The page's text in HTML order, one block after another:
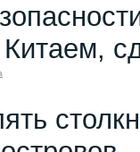
Китаем,